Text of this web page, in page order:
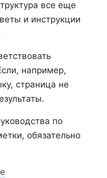
все еще
и инструкции
например,
страница не
по
обязательно